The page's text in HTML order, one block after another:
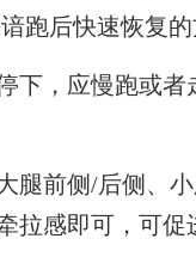
跑后快速恢复
，应慢跑或者
前侧/后侧、小
拉感即可，可